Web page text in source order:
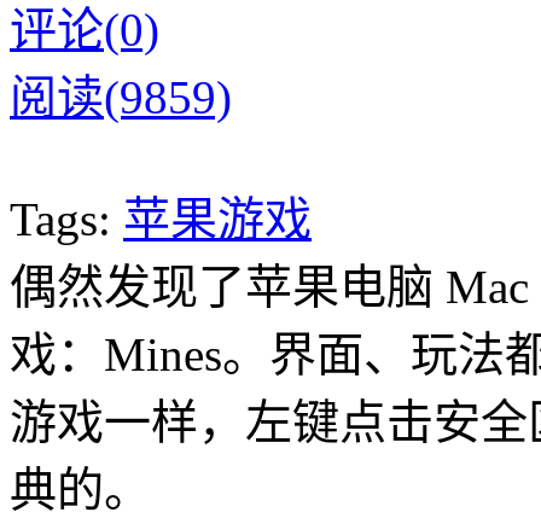
评论(0)
阅读(9859)
Tags: 苹果游戏
偶然发现了苹果电脑
戏：Mines。界面、玩法
游戏一样，左键点击安
典的。